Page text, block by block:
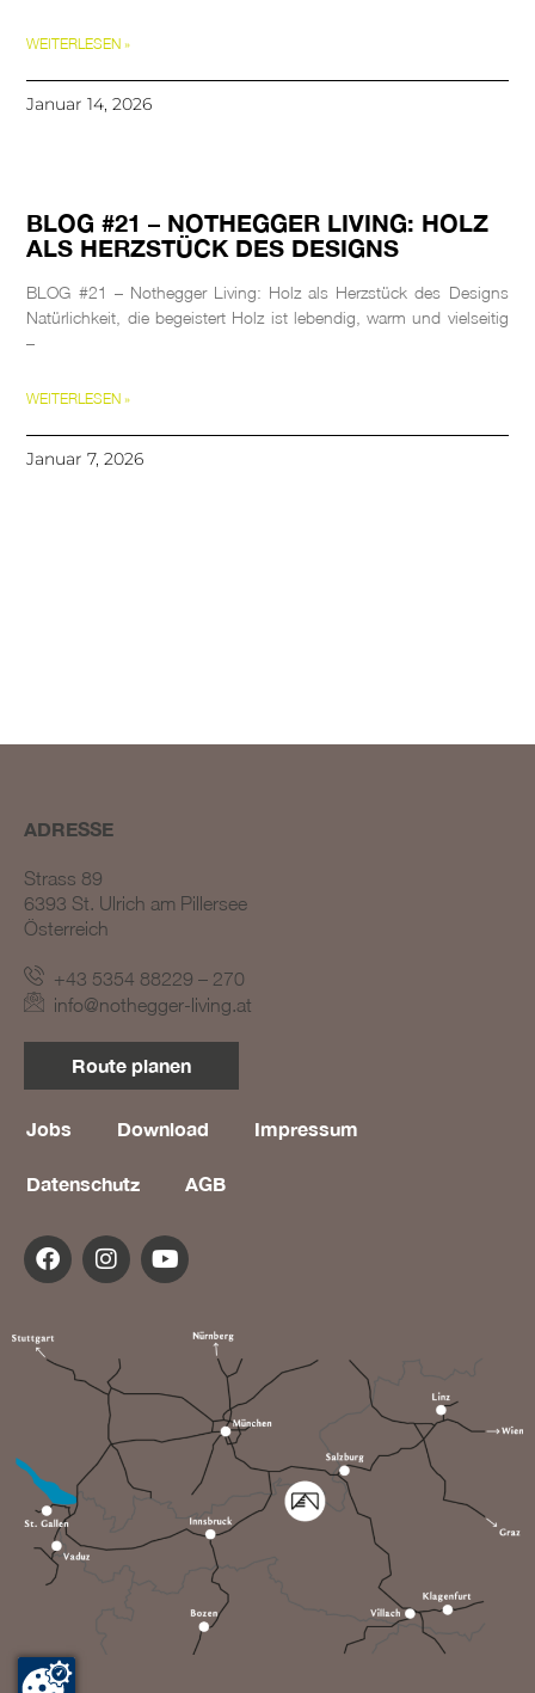
WEITERLESEN »
Januar 14, 2026
BLOG #21 – NOTHEGGER LIVING: HOLZ
ALS HERZSTÜCK DES DESIGNS
BLOG #21 – Nothegger Living: Holz als Herzstück des Designs
Natürlichkeit, die begeistert Holz ist lebendig, warm und vielseitig
–
WEITERLESEN »
Januar 7, 2026
ADRESSE
Strass 89
6393 St. Ulrich am Pillersee
Österreich
+43 5354 88229 – 270
info@nothegger-living.at
Route planen
Jobs Download Impressum
Datenschutz AGB